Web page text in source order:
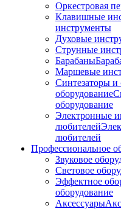
Оркестровая
Клавишные
инструменты
Духовые
Струнные
Барабаны
Маршевые
Синтезаторы и
оборудование
оборудование
Электронные
любителей
любителей
Профессиональное
Звуковое
Световое
Эффектное
оборудование
Аксессуары